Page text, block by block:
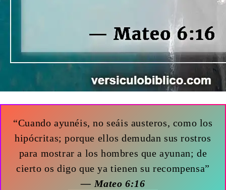
“Cuando ayunéis, no seáis austeros, como los
hipócritas; porque ellos demudan sus rostros
para mostrar a los hombres que ayunan; de
cierto os digo que ya tienen su recompensa”
— Mateo 6:16